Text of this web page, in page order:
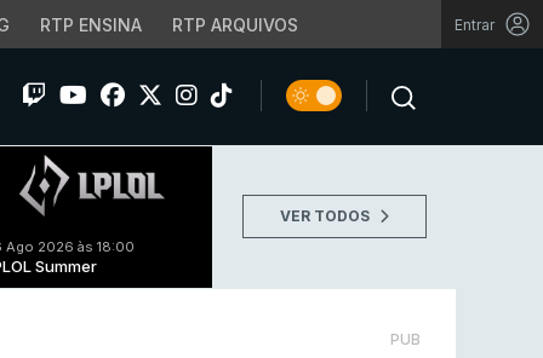
RTP ENSINA RTP ARQUIVOS Entrar
Ago 2026 às 18:00
Summer
VER TODOS
PUB